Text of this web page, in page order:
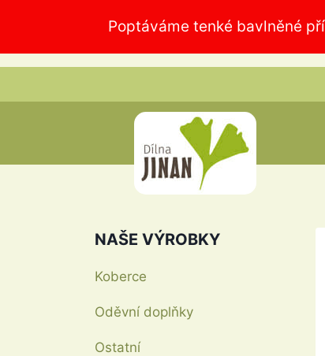
obsah
Poptáváme tenké bavlněné
NAŠE VÝROBKY
Koberce
Oděvní doplňky
Ostatní